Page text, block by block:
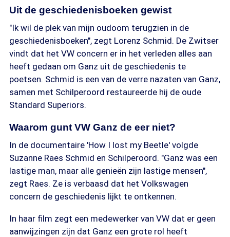
Uit de geschiedenisboeken gewist
"Ik wil de plek van mijn oudoom terugzien in de
geschiedenisboeken", zegt Lorenz Schmid. De Zwitser
vindt dat het VW concern er in het verleden alles aan
heeft gedaan om Ganz uit de geschiedenis te
poetsen. Schmid is een van de verre nazaten van Ganz,
samen met Schilperoord restaureerde hij de oude
Standard Superiors.
Waarom gunt VW Ganz de eer niet?
In de documentaire 'How I lost my Beetle' volgde
Suzanne Raes Schmid en Schilperoord. "Ganz was een
lastige man, maar alle genieën zijn lastige mensen",
zegt Raes. Ze is verbaasd dat het Volkswagen
concern de geschiedenis lijkt te ontkennen.
In haar film zegt een medewerker van VW dat er geen
aanwijzingen zijn dat Ganz een grote rol heeft